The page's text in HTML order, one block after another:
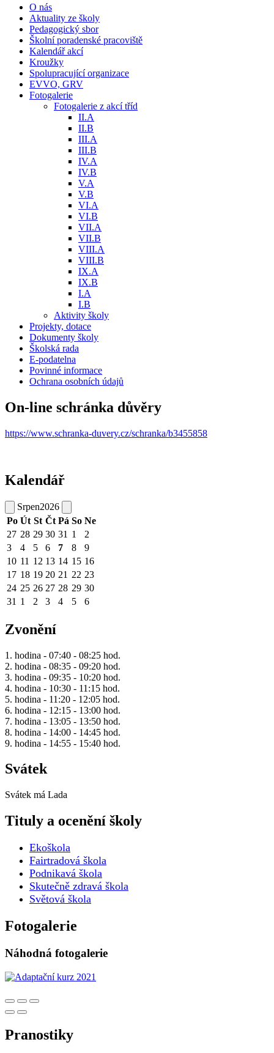
O nás
Aktuality ze školy
Pedagogický sbor
Školní poradenské pracoviště
Kalendář akcí
Kroužky
Spolupracující organizace
EVVO, GRV
Fotogalerie
Fotogalerie z akcí tříd
II.A
II.B
III.A
III.B
IV.A
IV.B
V.A
V.B
VI.A
VI.B
VII.A
VII.B
VIII.A
VIII.B
IX.A
IX.B
I.A
I.B
Aktivity školy
Projekty, dotace
Dokumenty školy
Školská rada
E-podatelna
Povinné informace
Ochrana osobních údajů
On-line schránka důvěry
https://www.schranka-duvery.cz/schranka/b3455858
Kalendář
Srpen2026
Po Út St Čt Pá So Ne
27 28 29 30 31 1
2
3
4 5 6 7 8
9
10 11 12 13 14 15 16
17 18 19 20 21 22 23
24 25 26 27 28 29 30
31 1 2 3 4 5 6
Zvonění
1. hodina - 07:40 - 08:25 hod.
2. hodina - 08:35 - 09:20 hod.
3. hodina - 09:35 - 10:20 hod.
4. hodina - 10:30 - 11:15 hod.
5. hodina - 11:20 - 12:05 hod.
6. hodina - 12:15 - 13:00 hod.
7. hodina - 13:05 - 13:50 hod.
8. hodina - 14:00 - 14:45 hod.
9. hodina - 14:55 - 15:40 hod.
Svátek
Svátek má Lada
Tituly a ocenění školy
Ekoškola
Fairtradová škola
Podnikavá škola
Skutečně zdravá škola
Světová škola
Fotogalerie
Náhodná fotogalerie
Pranostiky